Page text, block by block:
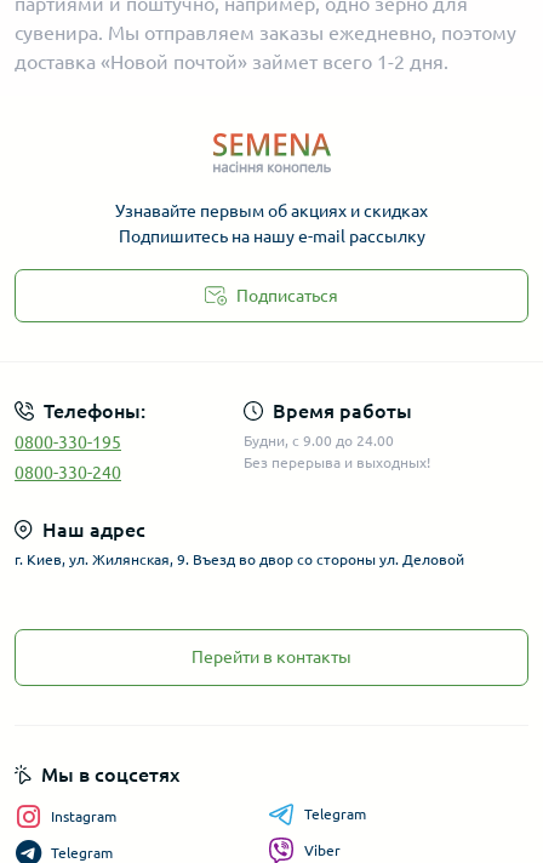
сувенира. Мы отправляем заказы ежедневно, поэтому
доставка «Новой почтой» займет всего 1-2 дня.
Узнавайте первым об акциях и скидках
Подпишитесь на нашу e-mail рассылку
Подписаться
Телефоны:
0800-330-195
0800-330-240
Время работы
Будни, с 9.00 до 24.00
Без перерыва и выходных!
Наш адрес
г. Киев, ул. Жилянская, 9. Въезд во двор со стороны ул. Деловой
Перейти в контакты
Мы в соцсетях
Instagram
Telegram
Telegram
Viber